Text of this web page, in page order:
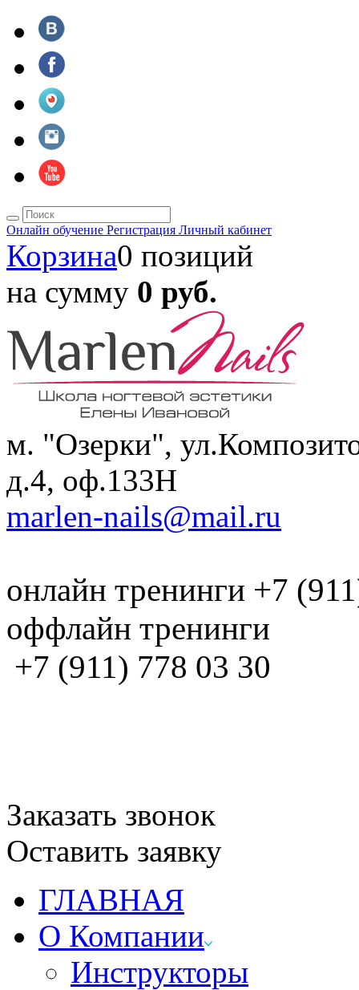
Онлайн обучение Регистрация Личный кабинет
Корзина0 позиций
на сумму 0 руб.
м. "Озерки",
д.4, оф.133H
marlen-nails@mail.ru
онлайн тренинги +7
оффлайн тренинги
+7 (911) 778 03 30
Заказать звонок
Оставить заявку
ГЛАВНАЯ
О Компании
Инструкторы